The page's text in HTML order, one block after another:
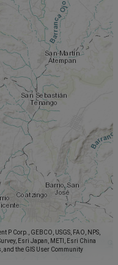
P Corp., GEBCO, USGS, FAO, NPS,
Esri Japan, METI, Esri China
and the GIS User Community